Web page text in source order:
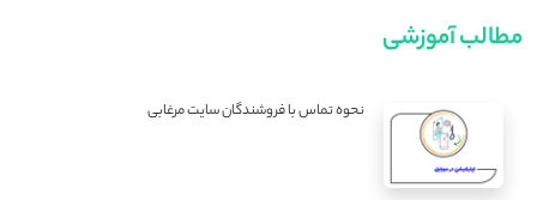
مطالب آموزشی
نحوه تماس با فروشندگان سایت مرغابی